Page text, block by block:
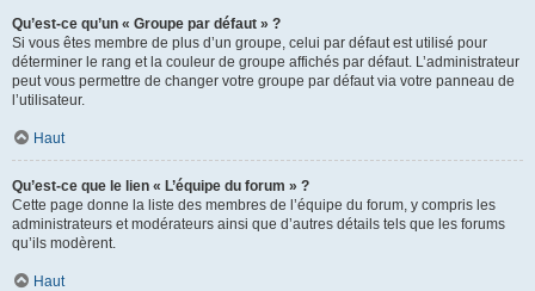
Qu’est-ce qu’un « Groupe par défaut » ?
Si vous êtes membre de plus d’un groupe, celui par défaut est utilisé pour
déterminer le rang et la couleur de groupe affichés par défaut. L’administrateur
peut vous permettre de changer votre groupe par défaut via votre panneau de
l’utilisateur.
Haut
Qu’est-ce que le lien « L’équipe du forum » ?
Cette page donne la liste des membres de l’équipe du forum, y compris les
administrateurs et modérateurs ainsi que d’autres détails tels que les forums
qu’ils modèrent.
Haut